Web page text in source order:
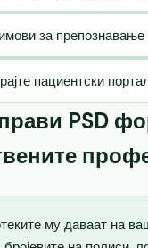
за препознавање
пациентски
PSD
му даваат на